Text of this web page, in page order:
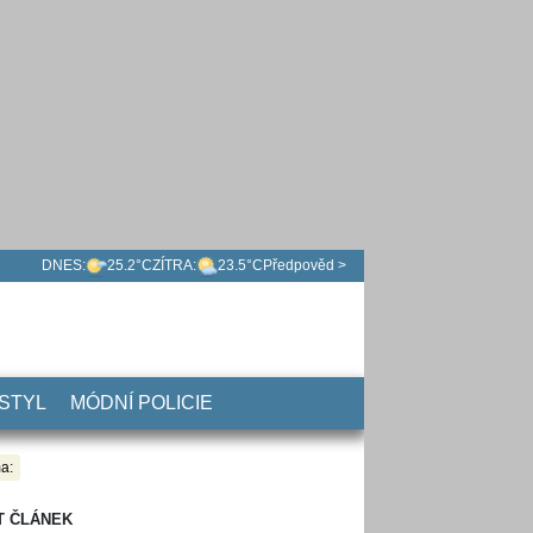
DNES: 25.2°CZÍTRA: 23.5°C Předpověd >
MÓDNÍ POLICIE
ČLÁNEK